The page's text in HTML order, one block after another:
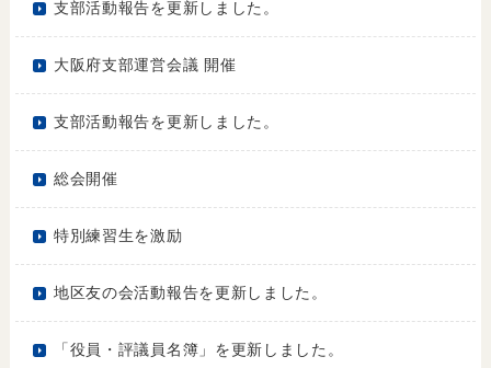
支部活動報告を更新しました。
大阪府支部運営会議 開催
支部活動報告を更新しました。
総会開催
特別練習生を激励
地区友の会活動報告を更新しました。
「役員・評議員名簿」を更新しました。